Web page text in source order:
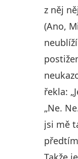
z něj
(Ano,
řekla:
„Ne.
jsi mě